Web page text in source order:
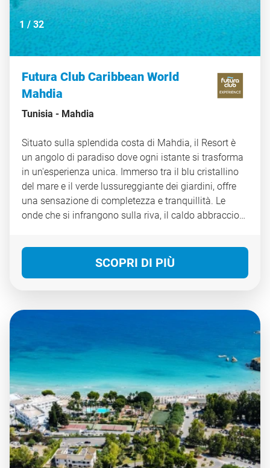
1 /32
Futura Club Caribbean World
Mahdia
Tunisia - Mahdia
Situato sulla splendida costa di Mahdia, il Resort è
un angolo di paradiso dove ogni istante si trasforma
in un'esperienza unica. Immerso tra il blu cristallino
del mare e il verde lussureggiante dei giardini, offre
una sensazione di completezza e tranquillità. Le
onde che si infrangono sulla riva, il caldo abbraccio
soggiorno un sogno che si avvera. Ogni attimo
vissuto qui è un invito a lasciarsi andare, a vivere nel
presente e a ricordare per sempre la magia di un
SCOPRI DI PIÙ